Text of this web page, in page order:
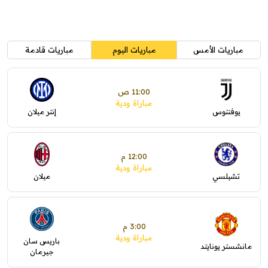
مباريات الأمس مباريات اليوم مباريات قادمة
يوفنتوس
11:00 ص
مباراة ودية
إنتر ميلان
تشيلسي
12:00 م
مباراة ودية
ميلان
مانشستر يونايتد
3:00 م
مباراة ودية
باريس سان
جيرمان